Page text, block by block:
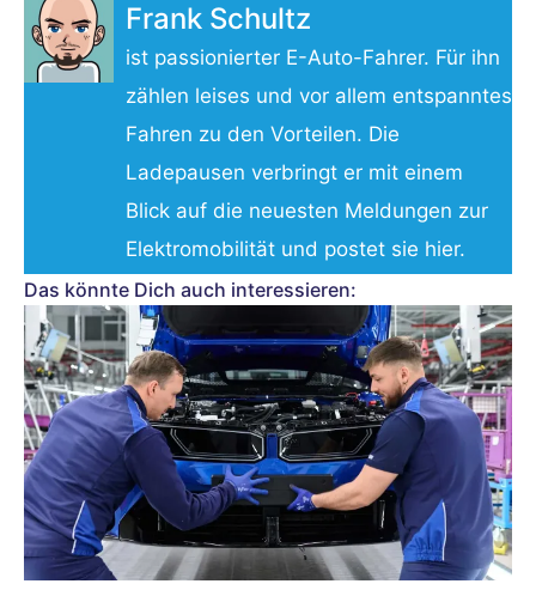
Frank Schultz
ist passionierter E-Auto-Fahrer. Für ihn
zählen leises und vor allem entspanntes
Fahren zu den Vorteilen. Die
Ladepausen verbringt er mit einem
Blick auf die neuesten Meldungen zur
Elektromobilität und postet sie hier.
Das könnte Dich auch interessieren: